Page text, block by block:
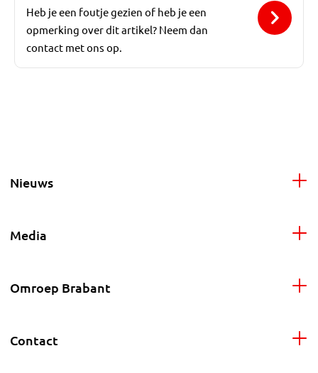
Heb je een foutje gezien of heb je een
opmerking over dit artikel? Neem dan
contact met ons op.
Nieuws
Media
Omroep Brabant
Contact